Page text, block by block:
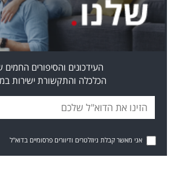
העידכונים והסיפורים
הכלכלה והתקשורת ישירות
אני מאשר קבלת ניוזלטרים ודיוורים פרסומיים בדוא"ל